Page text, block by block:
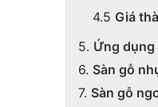
Giá
Ứng dụng
Sàn gỗ
Sàn gỗ